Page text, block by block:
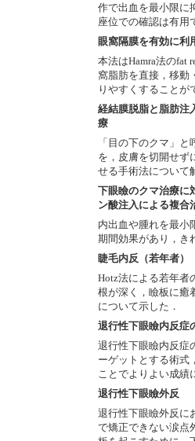
作で出血を最小限に
座位での確認は有用
眼窩隔膜を有効に利
本法はHamra法のfat
窩脂肪を直接，移動
りやすくすることが
経結膜脱脂と脂肪注
療
「目の下のクマ」
を，皮膚を切開せず
せる手術法について
下眼瞼のクマ治療に
ン酸注入による複合
内出血や腫れを最小
期間効果があり，き
睫毛内反（若年者）
Hotz法による若年者
根が深く，瞼板に癒
について示した．
退行性下眼瞼内反症
退行性下眼瞼内反症
ーゲットとする術式
ことでよりよい成
退行性下眼瞼外反
退行性下眼瞼外反に
で矯正できない涙点